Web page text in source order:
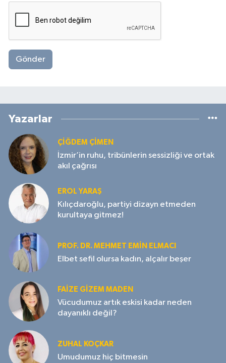
Gönder
Yazarlar
ÇIĞDEM ÇIMEN
İzmir’in ruhu, tribünlerin sessizliği ve ortak
akıl çağrısı
EROL YARAŞ
Kılıçdaroğlu, partiyi dizayn etmeden
kurultaya gitmez!
PROF. DR. MEHMET EMIN ELMACI
Elbet sefil olursa kadın, alçalır beşer
FAIZE GIZEM MADEN
Vücudumuz artık eskisi kadar neden
dayanıklı değil?
ZUHAL KOÇKAR
Umudumuz hiç bitmesin